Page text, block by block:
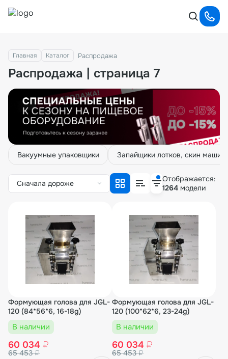
Главная Каталог Распродажа
Распродажа | страница 7
Вакуумные упаковщики Запайщики лотков, скин
Сначала дороже
Отображается:
1264 модели
Формующая голова для JGL-
120 (84*56*6, 16-18g)
В наличии
60 034 ₽
65 453₽
Формующая голова для JGL-
120 (100*62*6, 23-24g)
В наличии
60 034 ₽
65 453₽